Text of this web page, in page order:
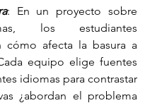
: En un proyecto sobre
los estudiantes
cómo afecta la basura a
equipo elige fuentes
idiomas para contrastar
¿abordan el problema